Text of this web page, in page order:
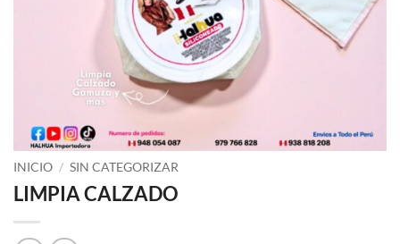
INICIO / SIN CATEGORIZAR
LIMPIA CALZADO